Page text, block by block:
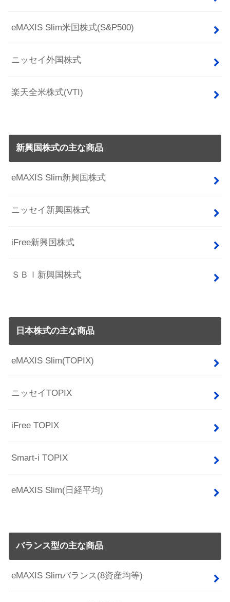
eMAXIS Slim米国株式(S&P500)
ニッセイ外国株式
楽天全米株式(VTI)
新興国株式の主な商品
eMAXIS Slim新興国株式
ニッセイ新興国株式
iFree新興国株式
ＳＢＩ新興国株式
日本株式の主な商品
eMAXIS Slim(TOPIX)
ニッセイTOPIX
iFree TOPIX
Smart-i TOPIX
eMAXIS Slim(日経平均)
バランス型の主な商品
eMAXIS Slimバランス(8資産均等)